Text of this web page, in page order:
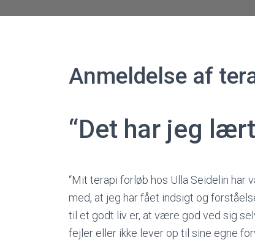
Anmeldelse af
“Det har jeg
“Mit terapi forløb hos Ulla Seidelin
med, at jeg har fået indsigt og
til et godt liv er, at være god ved sig
fejler eller ikke lever op til sine egne